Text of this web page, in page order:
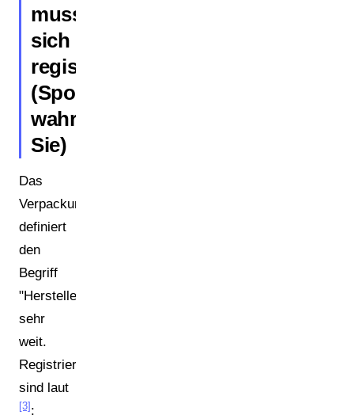
muss
sich
registrieren?
(Spoiler:
wahrscheinlich
Sie)
Das
Verpackungsgesetz
definiert
den
Begriff
"Hersteller"
sehr
weit.
Registrierungspflichtig
sind laut
[3] :